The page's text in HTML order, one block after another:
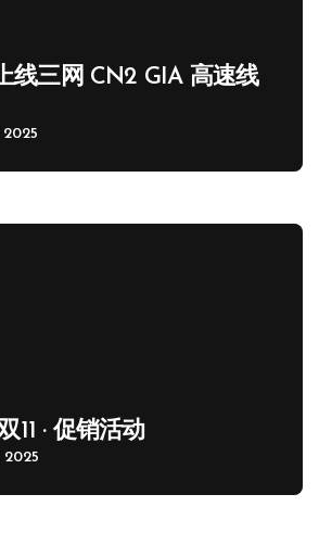
线三网 CN2 GIA 高速线
2025
11 · 促销活动
2025